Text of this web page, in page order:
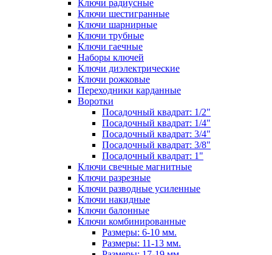
Ключи радиусные
Ключи шестигранные
Ключи шарнирные
Ключи трубные
Ключи гаечные
Наборы ключей
Ключи диэлектрические
Ключи рожковые
Переходники карданные
Воротки
Посадочный квадрат: 1/2"
Посадочный квадрат: 1/4"
Посадочный квадрат: 3/4"
Посадочный квадрат: 3/8"
Посадочный квадрат: 1"
Ключи свечные магнитные
Ключи разрезные
Ключи разводные усиленные
Ключи накидные
Ключи балонные
Ключи комбинированные
Размеры: 6-10 мм.
Размеры: 11-13 мм.